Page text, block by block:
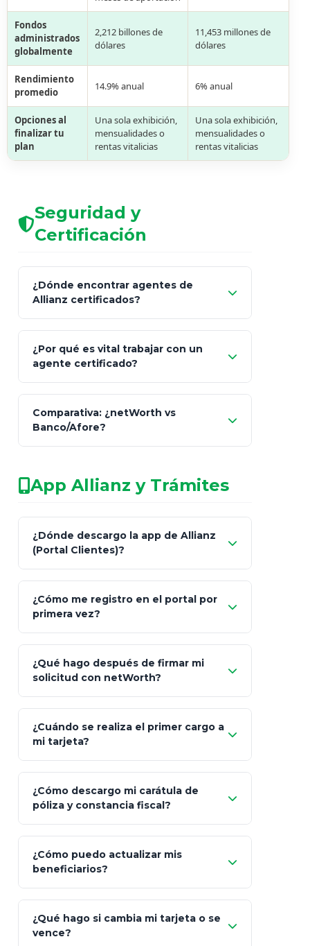
Fondos
administrados
globalmente
2,212 billones de
dólares
11,453 millones de
dólares
Rendimiento
promedio
14.9% anual 6% anual
Opciones al
finalizar tu
plan
Una sola exhibición,
mensualidades o
rentas vitalicias
Una sola exhibición,
mensualidades o
rentas vitalicias
Seguridad y
Certificación
¿Dónde encontrar agentes de
Allianz certificados?
Seguros y Fianzas (CNSF)
netWorth
patrimonio con asesores informales en
redes sociales.
¿Por qué es vital trabajar con un
agente certificado?
consultor técnico
legalmente facultado
Comparativa: ¿netWorth vs
Banco/Afore?
Característica netWorth (Certificado)
Fiscalidad Estrategia Art. 151 / 93
App Allianz y Trámites
¿Dónde descargo la app de Allianz
(Portal Clientes)?
Client"
App Store (iOS) Google Play
¿Cómo me registro en el portal por
primera vez?
Bienvenida
"¿Aún no tienes cuenta?
Regístrate"
¿Qué hago después de firmar mi
solicitud con netWorth?
¿Cuándo se realiza el primer cargo a
mi tarjeta?
¿Cómo descargo mi carátula de
póliza y constancia fiscal?
"Mis Pólizas" > "Documentos"
¿Cómo puedo actualizar mis
beneficiarios?
¿Qué hago si cambia mi tarjeta o se
vence?